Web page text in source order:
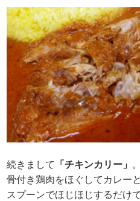
続きまして 「チキンカリー」
。
骨付き鶏肉をほぐしてカレー
スプーンでほじほじするだけ